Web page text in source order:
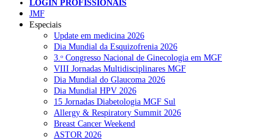
Portugal está a formar os médicos de que precisa?
2026
Estudantes de Medicina representados na 79.ª World Health
Assembly 6 de Agosto, 2026
SCORA X-Change Portugal promove formação internacional
em saúde sexual e reprodutiva
6 de Agosto, 2026
ANEM reúne com coordenador do Pacto Estratégico para a
Saúde
6 de Agosto, 2026
LOGIN PROFISSIONAIS
JMF
Especiais
Update em medicina 2026
Dia Mundial da Esquizofrenia 2026
3.ᵒ Congresso Nacional de Ginecologia em MGF
VIII Jornadas Multidisciplinares MGF
Dia Mundial do Glaucoma 2026
Dia Mundial HPV 2026
15 Jornadas Diabetologia MGF Sul
Allergy & Respiratory Summit 2026
Breast Cancer Weekend
ASTOR 2026